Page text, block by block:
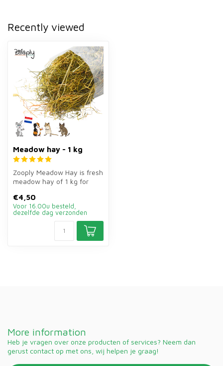
Recently viewed
Meadow hay - 1 kg
Zooply Meadow Hay is fresh
meadow hay of 1 kg for
other...
€4,50
Voor 16.00u besteld,
dezelfde dag verzonden
More information
Heb je vragen over onze producten of services? Neem dan
gerust contact op met ons, wij helpen je graag!